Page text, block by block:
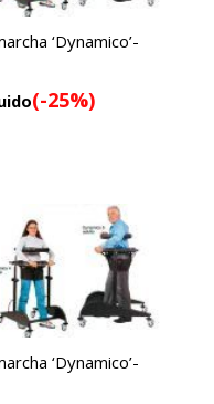
‘Dynamico’-
(-25%)
‘Dynamico’-